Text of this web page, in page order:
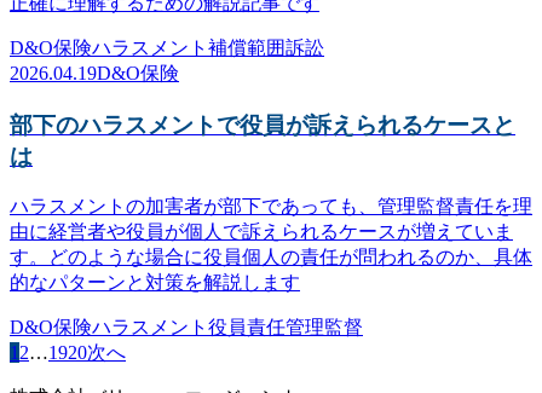
D&O保険ハラスメント 補償範囲訴訟
2026.04.19D&O保険
部下のハラスメントで役員が訴えられるケースと
は
ハラスメントの加害者が部下であっても、管理監督責任を理
由に経営者や役員が個人で訴えられるケースが増えていま
す。どのような場合に役員個人の責任が問われるのか、具体
的なパターンと対策を解説します
D&O保険ハラスメント 役員責任管理監督
1 2…1920次へ